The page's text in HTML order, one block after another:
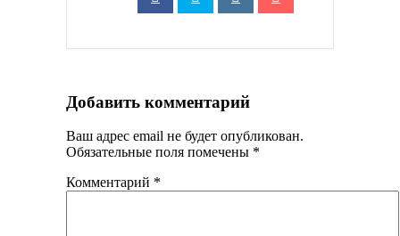
Добавить комментарий
Ваш адрес email не будет опубликован.
Обязательные поля помечены *
Комментарий *